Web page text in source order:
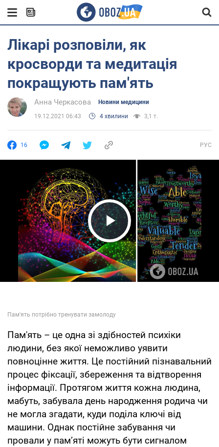
Лікарі розповіли, як
кросворди та медитація
покращують пам'ять
Анна Черкасова Новини медицини
19.12.2021 06:43 4 хвилини 3,1 т.
16 РУС
Play Video
Пам'ять – це одна зі здібностей психіки
людини, без якої неможливо уявити
повноцінне життя. Це постійний пізнавальний
процес фіксації, збереження та відтворення
інформації. Протягом життя кожна людина,
мабуть, забувала день народження родича чи
не могла згадати, куди поділа ключі від
машини. Однак постійне забування чи
провали у пам’яті можуть бути сигналом